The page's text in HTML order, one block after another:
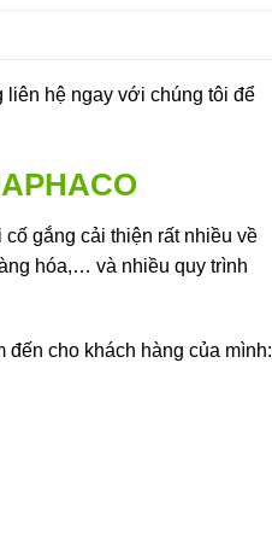
liên hệ ngay với chúng tôi để
gắng cải thiện rất nhiều về
hóa,… và nhiều quy trình
cho khách hàng của mình: